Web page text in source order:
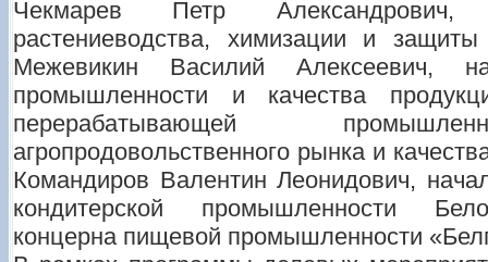
Чекмарев Петр Александрович,
растениеводства, химизации и
Межевикин Василий Алексеевич,
промышленности и качества
перерабатывающей
агропродовольственного рынка и
Командиров Валентин Леонидович,
кондитерской промышленности
концерна пищевой промышленности